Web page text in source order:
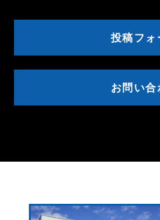
投稿フォ
お問い合